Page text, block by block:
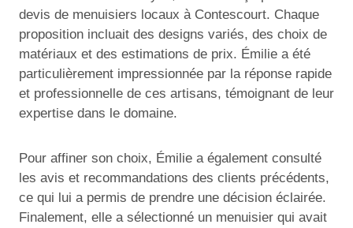
devis de menuisiers locaux à Contescourt. Chaque
proposition incluait des designs variés, des choix de
matériaux et des estimations de prix. Émilie a été
particulièrement impressionnée par la réponse rapide
et professionnelle de ces artisans, témoignant de leur
expertise dans le domaine.
Pour affiner son choix, Émilie a également consulté
les avis et recommandations des clients précédents,
ce qui lui a permis de prendre une décision éclairée.
Finalement, elle a sélectionné un menuisier qui avait